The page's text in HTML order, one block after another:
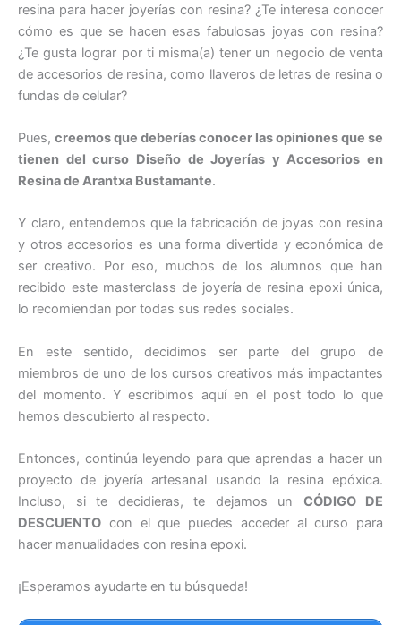
resina para hacer joyerías con resina? ¿Te interesa conocer
cómo es que se hacen esas fabulosas joyas con resina?
¿Te gusta lograr por ti misma(a) tener un negocio de venta
de accesorios de resina, como llaveros de letras de resina o
fundas de celular?
Pues, creemos que deberías conocer las opiniones que se
tienen del curso Diseño de Joyerías y Accesorios en
Resina de Arantxa Bustamante.
Y claro, entendemos que la fabricación de joyas con resina
y otros accesorios es una forma divertida y económica de
ser creativo. Por eso, muchos de los alumnos que han
recibido este masterclass de joyería de resina epoxi única,
lo recomiendan por todas sus redes sociales.
En este sentido, decidimos ser parte del grupo de
miembros de uno de los cursos creativos más impactantes
del momento. Y escribimos aquí en el post todo lo que
hemos descubierto al respecto.
Entonces, continúa leyendo para que aprendas a hacer un
proyecto de joyería artesanal usando la resina epóxica.
Incluso, si te decidieras, te dejamos un CÓDIGO DE
DESCUENTO con el que puedes acceder al curso para
hacer manualidades con resina epoxi.
¡Esperamos ayudarte en tu búsqueda!